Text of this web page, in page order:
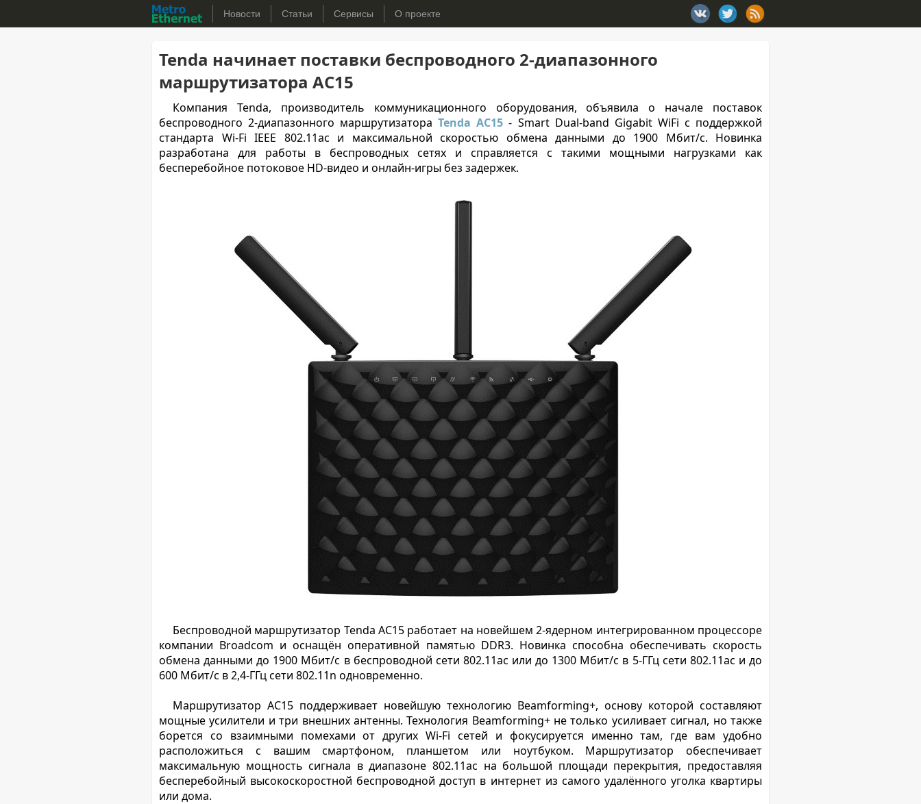
Новости Статьи Сервисы О проекте
Tenda начинает поставки беспроводного 2-диапазонного
маршрутизатора AC15
Компания Tenda, производитель коммуникационного оборудования, объявила о начале поставок
беспроводного 2-диапазонного маршрутизатораTenda AC15 - Smart Dual-band Gigabit WiFi с поддержкой
стандарта Wi-Fi IEEE 802.11ac и максимальной скоростью обмена данными до 1900 Мбит/с. Новинка
разработана для работы в беспроводных сетях и справляется с такими мощными нагрузками как
бесперебойное потоковое HD-видео и онлайн-игры без задержек.
Беспроводной маршрутизатор Tenda AC15 работает на новейшем 2-ядерном интегрированном процессоре
компании Broadcom и оснащён оперативной памятью DDR3. Новинка способна обеспечивать скорость
обмена данными до 1900 Мбит/с в беспроводной сети 802.11ac или до 1300 Мбит/с в 5-ГГц сети 802.11ac и до
600 Мбит/с в 2,4-ГГц сети 802.11n одновременно.
Маршрутизатор AC15 поддерживает новейшую технологию Beamforming+, основу которой составляют
мощные усилители и три внешних антенны. Технология Beamforming+ не только усиливает сигнал, но также
борется со взаимными помехами от других Wi-Fi сетей и фокусируется именно там, где вам удобно
расположиться с вашим смартфоном, планшетом или ноутбуком. Маршрутизатор обеспечивает
максимальную мощность сигнала в диапазоне 802.11ac на большой площади перекрытия, предоставляя
бесперебойный высокоскоростной беспроводной доступ в интернет из самого удалённого уголка квартиры
или дома.